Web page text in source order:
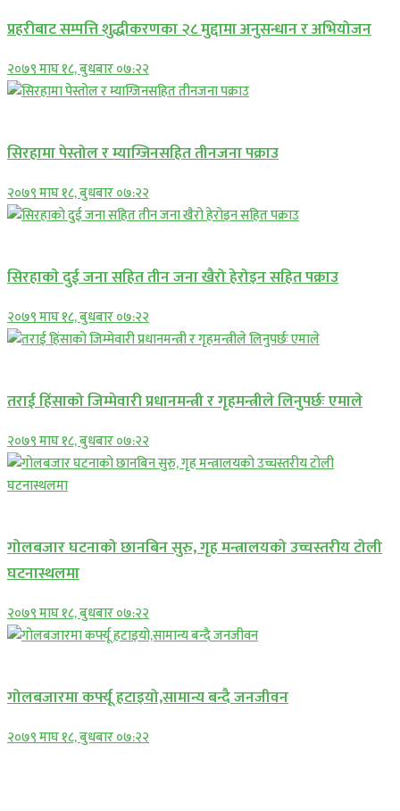
प्रहरीबाट सम्पत्ति शुद्धीकरणका २८ मुद्दामा अनुसन्धान र अभियोजन
२०७९ माघ १८, बुधबार ०७:२२
सिरहामा पेस्तोल र म्याग्जिनसहित तीनजना पक्राउ
२०७९ माघ १८, बुधबार ०७:२२
सिरहाकाे दुई जना सहित तीन जना खैरो हेरोइन सहित पक्राउ
२०७९ माघ १८, बुधबार ०७:२२
तराई हिंसाको जिम्मेवारी प्रधानमन्त्री र गृहमन्त्रीले लिनुपर्छः एमाले
२०७९ माघ १८, बुधबार ०७:२२
गोलबजार घटनाको छानबिन सुरु, गृह मन्त्रालयको उच्चस्तरीय टोली
घटनास्थलमा
२०७९ माघ १८, बुधबार ०७:२२
गोलबजारमा कर्फ्यू हटाइयो,सामान्य बन्दै जनजीवन
२०७९ माघ १८, बुधबार ०७:२२